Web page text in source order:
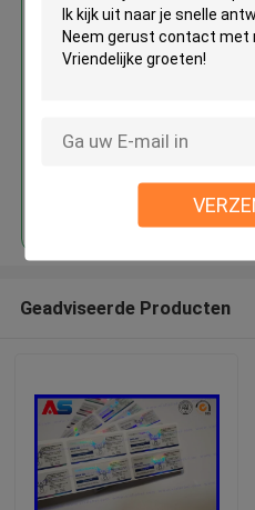
Doorgaan
Geadviseerde Producten